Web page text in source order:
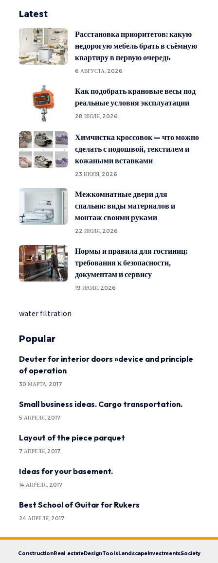
Latest
Расстановка приоритетов: какую
недорогую мебель брать в съёмную
квартиру в первую очередь
6 АВГУСТА, 2026
Как подобрать крановые весы под
реальные условия эксплуатации
28 ИЮЛЯ, 2026
Химчистка кроссовок — что можно
сделать с подошвой, текстилем и
кожаными вставками
23 ИЮЛЯ, 2026
Межкомнатные двери для
спальни: виды материалов и
монтаж своими руками
22 ИЮЛЯ, 2026
Нормы и правила для гостиниц:
требования к безопасности,
документам и сервису
19 ИЮЛЯ, 2026
water filtration
Popular
Deuter for interior doors »device and principle
of operation
30 МАРТА, 2017
Small business ideas. Cargo transportation.
5 АПРЕЛЯ, 2017
Layout of the piece parquet
7 АПРЕЛЯ, 2017
Ideas for your basement.
14 АПРЕЛЯ, 2017
Best School of Guitar for Rukers
24 АПРЕЛЯ, 2017
ConstructionReal estateDesignToolsLandscapeInvestmentsSociety